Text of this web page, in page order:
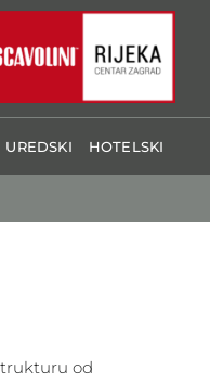
UREDSKI HOTELSKI
od